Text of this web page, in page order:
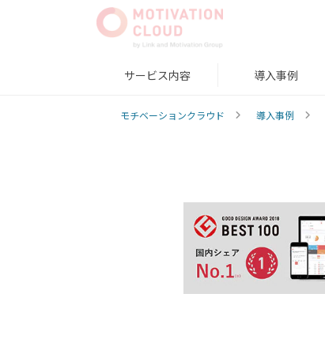
サービス内容 導入事例
モチベーションクラウド 導入事例